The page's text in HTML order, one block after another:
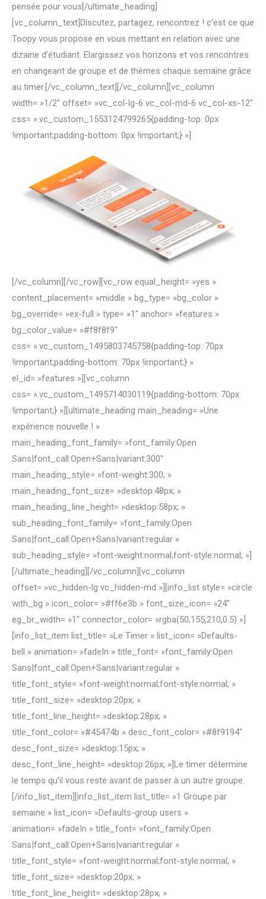
pensée pour vous[/ultimate_heading]
[vc_column_text]Discutez, partagez, rencontrez ! c’est ce que
Toopy vous propose en vous mettant en relation avec une
dizaine d’étudiant. Elargissez vos horizons et vos rencontres
en changeant de groupe et de thèmes chaque semaine grâce
au timer.[/vc_column_text][/vc_column][vc_column
width= »1/2″ offset= »vc_col-lg-6 vc_col-md-6 vc_col-xs-12″
css= ».vc_custom_1553124799265{padding-top: 0px
!important;padding-bottom: 0px !important;} »]
[/vc_column][/vc_row][vc_row equal_height= »yes »
content_placement= »middle » bg_type= »bg_color »
bg_override= »ex-full » type= »1″ anchor= »features »
bg_color_value= »#f8f8f9″
css= ».vc_custom_1495803745758{padding-top: 70px
!important;padding-bottom: 70px !important;} »
el_id= »features »][vc_column
css= ».vc_custom_1495714030119{padding-bottom: 70px
!important;} »][ultimate_heading main_heading= »Une
expérience nouvelle ! »
main_heading_font_family= »font_family:Open
Sans|font_call:Open+Sans|variant:300″
main_heading_style= »font-weight:300; »
main_heading_font_size= »desktop:48px; »
main_heading_line_height= »desktop:58px; »
sub_heading_font_family= »font_family:Open
Sans|font_call:Open+Sans|variant:regular »
sub_heading_style= »font-weight:normal;font-style:normal; »]
[/ultimate_heading][/vc_column][vc_column
offset= »vc_hidden-lg vc_hidden-md »][info_list style= »circle
with_bg » icon_color= »#ff6e3b » font_size_icon= »24″
eg_br_width= »1″ connector_color= »rgba(50,155,210,0.5) »]
[info_list_item list_title= »Le Timer » list_icon= »Defaults-
bell » animation= »fadeIn » title_font= »font_family:Open
Sans|font_call:Open+Sans|variant:regular »
title_font_style= »font-weight:normal;font-style:normal; »
title_font_size= »desktop:20px; »
title_font_line_height= »desktop:28px; »
title_font_color= »#45474b » desc_font_color= »#8f9194″
desc_font_size= »desktop:15px; »
desc_font_line_height= »desktop:26px; »]Le timer détermine
le temps qu’il vous reste avant de passer à un autre groupe.
[/info_list_item][info_list_item list_title= »1 Groupe par
semaine » list_icon= »Defaults-group users »
animation= »fadeIn » title_font= »font_family:Open
Sans|font_call:Open+Sans|variant:regular »
title_font_style= »font-weight:normal;font-style:normal; »
title_font_size= »desktop:20px; »
title_font_line_height= »desktop:28px; »